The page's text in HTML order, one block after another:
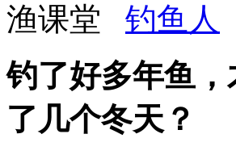
渔课堂 钓鱼人
钓了好多年鱼，
了几个冬天？